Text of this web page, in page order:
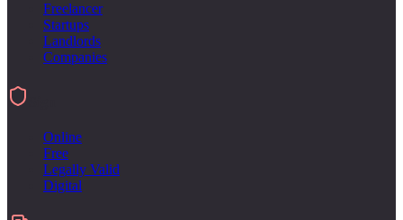
Freelancer
Startups
Landlords
Companies
Online
Free
Legally Valid
Digital